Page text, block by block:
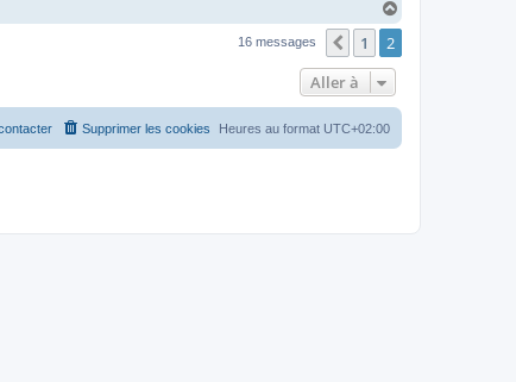
t
16 messages Précédente
1 2
Aller à
Heures au format UTC+02:00
Supprimer les cookies